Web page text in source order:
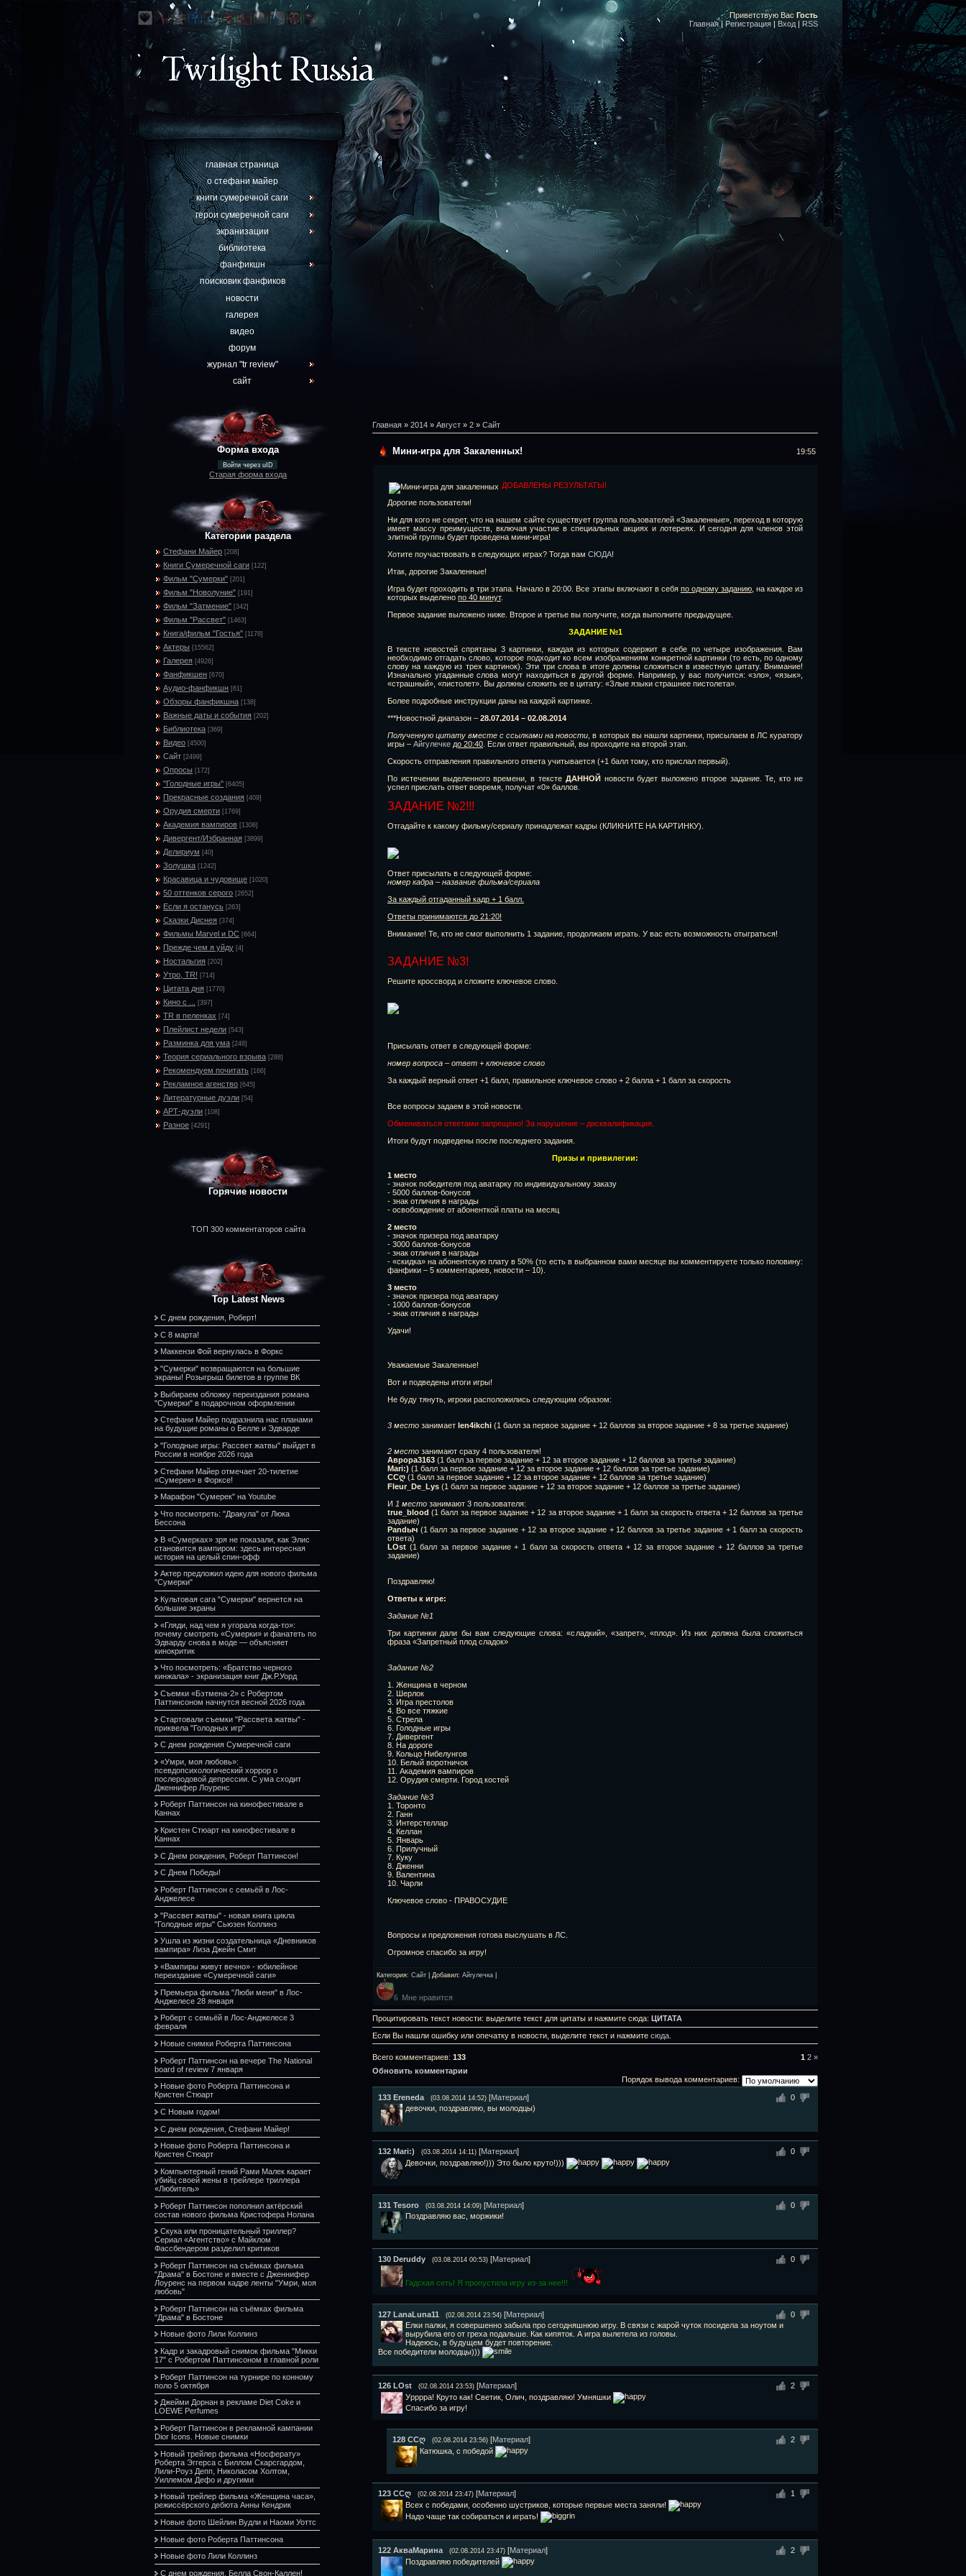
Приветствую Вас Гость
Главная|Регистрация | Вход | RSS
главная страница
о стефани майер
книги сумеречной саги
герои сумеречной саги
экранизации
библиотека
фанфикшн
поисковик фанфиков
новости
галерея
видео
форум
журнал "tr review"
сайт
Форма входа
Войти через uID
Старая форма входа
Категории раздела
Стефани Майер [208]
Книги Сумеречной саги [122]
Фильм "Сумерки" [201]
Фильм "Новолуние" [191]
Фильм "Затмение" [342]
Фильм "Рассвет" [1463]
Книга/фильм "Гостья" [1178]
Актеры [15562]
Галерея [4926]
Фанфикшен [670]
Аудио-фанфикшн [61]
Обзоры фанфикшна [138]
Важные даты и события [202]
Библиотека [369]
Видео [4500]
Сайт [2499]
Опросы [172]
"Голодные игры" [6405]
Прекрасные создания [409]
Орудия смерти [1769]
Академия вампиров [1306]
Дивергент/Избранная [3899]
Делириум [40]
Золушка [1242]
Красавица и чудовище [1020]
50 оттенков серого [2652]
Если я останусь [263]
Сказки Диснея [374]
Фильмы Marvel и DC [664]
Прежде чем я уйду [4]
Ностальгия [202]
Утро, TR! [714]
Цитата дня [1770]
Кино с ... [397]
TR в пеленках [74]
Плейлист недели [543]
Разминка для ума [248]
Теория сериального взрыва [288]
Рекомендуем почитать [166]
Рекламное агенство [645]
Литературные дуэли [54]
АРТ-дуэли [108]
Разное [4291]
Горячие новости
ТОП 300 комментаторов сайта
Top Latest News
С днем рождения, Роберт!
С 8 марта!
Маккензи Фой вернулась в Форкс
"Сумерки" возвращаются на большие
экраны! Розыгрыш билетов в группе ВК
Выбираем обложку переиздания романа
"Сумерки" в подарочном оформлении
Стефани Майер подразнила нас планами
на будущие романы о Белле и Эдварде
"Голодные игры: Рассвет жатвы" выйдет в
России в ноябре 2026 года
Стефани Майер отмечает 20-тилетие
«Сумерек» в Форксе!
Марафон "Сумерек" на Youtube
Что посмотреть: "Дракула" от Люка
Бессона
В «Сумерках» зря не показали, как Элис
становится вампиром: здесь интересная
история на целый спин-офф
Актер предложил идею для нового фильма
"Сумерки"
Культовая сага "Сумерки" вернется на
большие экраны
«Гляди, над чем я угорала когда-то»:
почему смотреть «Сумерки» и фанатеть по
Эдварду снова в моде — объясняет
кинокритик
Что посмотреть: «Братство черного
кинжала» - экранизация книг Дж.Р.Уорд
Съемки «Бэтмена-2» с Робертом
Паттинсоном начнутся весной 2026 года
Стартовали съемки "Рассвета жатвы" -
приквела "Голодных игр"
С днем рождения Сумеречной саги
«Умри, моя любовь»:
псевдопсихологический хоррор о
послеродовой депрессии. С ума сходит
Дженнифер Лоуренс
Роберт Паттинсон на кинофестивале в
Каннах
Кристен Стюарт на кинофестивале в
Каннах
С Днем рождения, Роберт Паттинсон!
С Днем Победы!
Роберт Паттинсон с семьёй в Лос-
Анджелесе
"Рассвет жатвы" - новая книга цикла
"Голодные игры" Сьюзен Коллинз
Ушла из жизни создательница «Дневников
вампира» Лиза Джейн Смит
«Вампиры живут вечно» - юбилейное
переиздание «Сумеречной саги»
Премьера фильма "Люби меня" в Лос-
Анджелесе 28 января
Роберт с семьёй в Лос-Анджелесе 3
февраля
Новые снимки Роберта Паттинсона
Роберт Паттинсон на вечере The National
board of review 7 января
Новые фото Роберта Паттинсона и
Кристен Стюарт
С Новым годом!
С днем рождения, Стефани Майер!
Новые фото Роберта Паттинсона и
Кристен Стюарт
Компьютерный гений Рами Малек карает
убийц своей жены в трейлере триллера
«Любитель»
Роберт Паттинсон пополнил актёрский
состав нового фильма Кристофера Нолана
Скука или проницательный триллер?
Сериал «Агентство» с Майклом
Фассбендером разделил критиков
Роберт Паттинсон на съёмках фильма
"Драма" в Бостоне и вместе с Дженнифер
Лоуренс на первом кадре ленты "Умри, моя
любовь"
Роберт Паттинсон на съёмках фильма
"Драма" в Бостоне
Новые фото Лили Коллинз
Кадр и закадровый снимок фильма "Микки
17" с Робертом Паттинсоном в главной роли
Роберт Паттинсон на турнире по конному
поло 5 октября
Джейми Дорнан в рекламе Diet Coke и
LOEWE Perfumes
Роберт Паттинсон в рекламной кампании
Dior Icons. Новые снимки
Новый трейлер фильма «Носферату»
Роберта Эггерса с Биллом Скарсгардом,
Лили-Роуз Депп, Николасом Холтом,
Уиллемом Дефо и другими
Новый трейлер фильма «Женщина часа»,
режиссёрского дебюта Анны Кендрик
Новые фото Шейлин Вудли и Наоми Уоттс
Новые фото Роберта Паттинсона
Новые фото Лили Коллинз
С днем рождения, Белла Свон-Каллен!
Главная » 2014 » Август » 2 » Сайт
Мини-игра для Закаленных! 19:55
ДОБАВЛЕНЫ РЕЗУЛЬТАТЫ!
Дорогие пользователи!
Ни для кого не секрет, что на нашем сайте существует группа пользователей «Закаленные», переход в которую
имеет массу преимуществ, включая участие в специальных акциях и лотереях. И сегодня для членов этой
элитной группы будет проведена мини-игра!
Хотите поучаствовать в следующих играх? Тогда вам СЮДА!
Итак, дорогие Закаленные!
Игра будет проходить в три этапа. Начало в 20:00. Все этапы включают в себя по одному заданию, на каждое из
которых выделено по 40 минут.
Первое задание выложено ниже. Второе и третье вы получите, когда выполните предыдущее.
ЗАДАНИЕ №1
В тексте новостей спрятаны 3 картинки, каждая из которых содержит в себе по четыре изображения. Вам
необходимо отгадать слово, которое подходит ко всем изображениям конкретной картинки (то есть, по одному
слову на каждую из трех картинок). Эти три слова в итоге должны сложиться в известную цитату. Внимание!
Изначально угаданные слова могут находиться в другой форме. Например, у вас получится: «зло», «язык»,
«страшный», «пистолет». Вы должны сложить ее в цитату: «Злые языки страшнее пистолета».
Более подробные инструкции даны на каждой картинке.
***Новостной диапазон – 28.07.2014 – 02.08.2014
Полученную цитату вместе с ссылками на новости , в которых вы нашли картинки, присылаем в ЛС куратору
игры – Айгулечке до 20:40 . Если ответ правильный, вы проходите на второй этап.
Скорость отправления правильного ответа учитывается (+1 балл тому, кто прислал первый).
По истечении выделенного времени, в тексте ДАННОЙновости будет выложено второе задание. Те, кто не
успел прислать ответ вовремя, получат «0» баллов.
ЗАДАНИЕ №2!!!
Отгадайте к какому фильму/сериалу принадлежат кадры (КЛИКНИТЕ НА КАРТИНКУ).
Ответ присылать в следующей форме:
номер кадра – название фильма/сериала
За каждый отгаданный кадр + 1 балл.
Ответы принимаются до 21:20!
Внимание! Те, кто не смог выполнить 1 задание, продолжаем играть. У вас есть возможность отыграться!
ЗАДАНИЕ №3!
Решите кроссворд и сложите ключевое слово.
Присылать ответ в следующей форме:
номер вопроса – ответ + ключевое слово
За каждый верный ответ +1 балл, правильное ключевое слово + 2 балла + 1 балл за скорость
Все вопросы задаем в этой новости.
Обмениваться ответами запрещено! За нарушение – дисквалификация.
Итоги будут подведены после последнего задания.
Призы и привилегии:
1 место
- значок победителя под аватарку по индивидуальному заказу
- 5000 баллов-бонусов
- знак отличия в награды
- освобождение от абоненткой платы на месяц
2 место
- значок призера под аватарку
- 3000 баллов-бонусов
- знак отличия в награды
- «скидка» на абонентскую плату в 50% (то есть в выбранном вами месяце вы комментируете только половину:
фанфики – 5 комментариев, новости – 10).
3 место
- значок призера под аватарку
- 1000 баллов-бонусов
- знак отличия в награды
Удачи!
Уважаемые Закаленные!
Вот и подведены итоги игры!
Не буду тянуть, игроки расположились следующим образом:
3 место занимает len4ikchi (1 балл за первое задание + 12 баллов за второе задание + 8 за третье задание)
2 место занимают сразу 4 пользователя!
Аврора3163 (1 балл за первое задание + 12 за второе задание + 12 баллов за третье задание)
Mari:) (1 балл за первое задание + 12 за второе задание + 12 баллов за третье задание)
ССღ (1 балл за первое задание + 12 за второе задание + 12 баллов за третье задание)
Fleur_De_Lys (1 балл за первое задание + 12 за второе задание + 12 баллов за третье задание)
И 1 место занимают 3 пользователя:
true_blоod (1 балл за первое задание + 12 за второе задание + 1 балл за скорость ответа + 12 баллов за третье
задание)
Pandыч (1 балл за первое задание + 12 за второе задание + 12 баллов за третье задание + 1 балл за скорость
ответа)
LOst (1 балл за первое задание + 1 балл за скорость ответа + 12 за второе задание + 12 баллов за третье
задание)
Поздравляю!
Ответы к игре:
Задание №1
Три картинки дали бы вам следующие слова: «сладкий», «запрет», «плод». Из них должна была сложиться
фраза «Запретный плод сладок»
Задание №2
1. Женщина в черном
2. Шерлок
3. Игра престолов
4. Во все тяжкие
5. Стрела
6. Голодные игры
7. Дивергент
8. На дороге
9. Кольцо Нибелунгов
10. Белый воротничок
11. Академия вампиров
12. Орудия смерти. Город костей
Задание №3
1. Торонто
2. Ганн
3. Интерстеллар
4. Келлан
5. Январь
6. Прилучный
7. Куку
8. Дженни
9. Валентина
10. Чарли
Ключевое слово - ПРАВОСУДИЕ
Вопросы и предложения готова выслушать в ЛС.
Огромное спасибо за игру!
Категория: Сайт Добавил: Айгулечка
6 Мне нравится
Процитировать текст новости: выделите текст для цитаты и нажмите сюда: ЦИТАТА
Если Вы нашли ошибку или опечатку в новости, выделите текст и нажмите сюда
Всего комментариев: 133 1 2 »
Обновить комментарии
Порядок вывода комментариев:
0
133 Ereneda (03.08.2014 14:52) [Материал]
девочки, поздравляю, вы молодцы)
0
132 Mari:) (03.08.2014 14:11) [Материал]
Девочки, поздравляю!))) Это было круто!)))
0
131 Tesoro (03.08.2014 14:09) [Материал]
Поздравляю вас, моржики!
0
130 Deruddy (03.08.2014 00:53) [Материал]
Гадская сеть! Я пропустила игру из-за нее!!!
0
127 LanaLuna11 (02.08.2014 23:54) [Материал]
Елки палки, я совершенно забыла про сегодняшнюю игру. В связи с жарой чуток посидела за ноутом и
вырубила его от греха подальше. Как кипяток. А игра вылетела из головы.
Надеюсь, в будущем будет повторение.
Все победители молодцы)))
2
126 LOst (02.08.2014 23:53) [Материал]
Урррра! Круто как! Светик, Олич, поздравляю! Умняшки
Спасибо за игру!
2
128 ССღ (02.08.2014 23:56) [Материал]
Катюшка, с победой
1
123 ССღ (02.08.2014 23:47) [Материал]
Всех с победами, особенно шустриков, которые первые места заняли!
Надо чаще так собираться и играть!
2
122 АкваМарина (02.08.2014 23:47) [Материал]
Поздравляю победителей